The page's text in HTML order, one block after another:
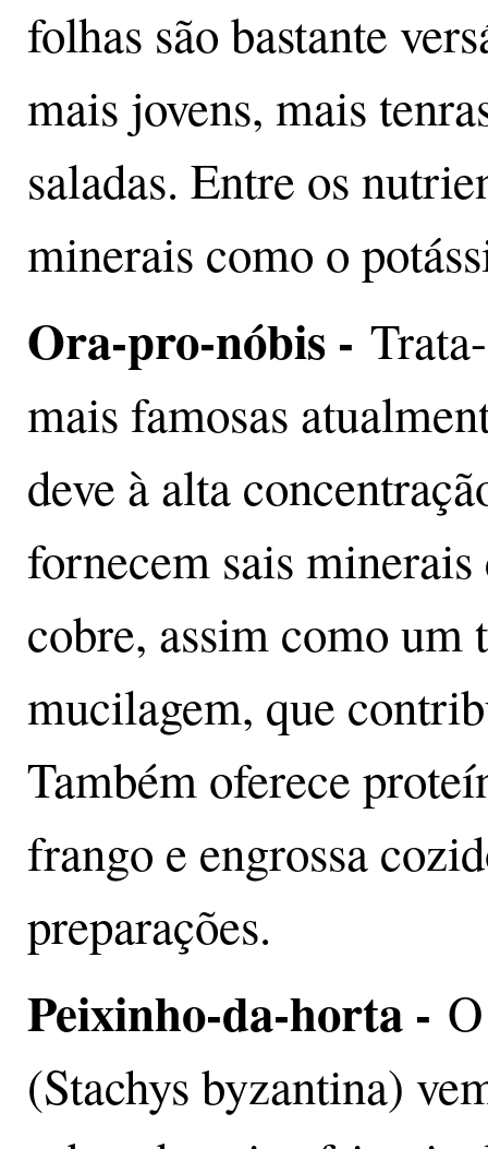
folhas são bastante
mais jovens, mais
saladas. Entre os
minerais como o
Ora-pro-nóbis -
mais famosas
deve à alta
fornecem sais
cobre, assim como um
mucilagem, que
Também oferece
frango e engrossa
preparações.
Peixinho-da-horta -
(Stachys byzantina)